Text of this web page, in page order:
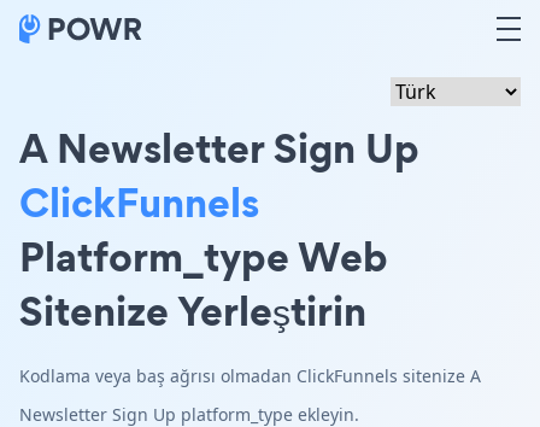
A Newsletter Sign Up
ClickFunnels
Platform_type Web
Sitenize Yerleştirin
Kodlama veya baş ağrısı olmadan ClickFunnels sitenize A
Newsletter Sign Up platform_type ekleyin.